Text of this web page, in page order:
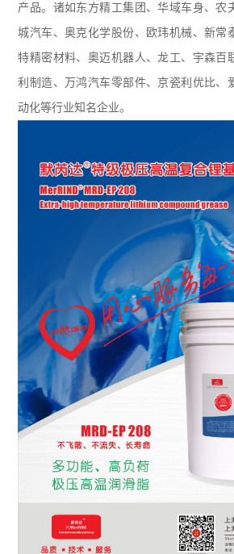
产品。诸如东方精工集团、华域车身、农
城汽车、奥克化学股份、欧玮机械、新常
特精密材料、奥迈机器人、龙工、宇森百
利制造、万鸿汽车零部件、京瓷利优比、
动化等行业知名企业。